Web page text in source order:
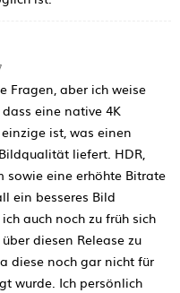
Fragen, aber ich weise
eine native 4K
ist, was einen
liefert. HDR,
sowie eine erhöhte Bitrate
ein besseres Bild
auch noch zu früh sich
diesen Release zu
diese noch gar nicht für
wurde. Ich persönlich